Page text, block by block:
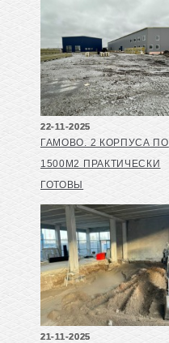
22-11-2025
ГАМОВО. 2 КОРПУСА ПО
1500М2 ПРАКТИЧЕСКИ
ГОТОВЫ
21-11-2025